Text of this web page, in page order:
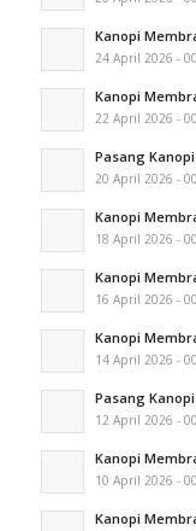
Kanopi
24 April 2026 -
Kanopi
22 April 2026 -
Pasang
20 April 2026 -
Kanopi
18 April 2026 -
Kanopi
16 April 2026 -
Kanopi
14 April 2026 -
Pasang
12 April 2026 -
Kanopi
10 April 2026 -
Kanopi